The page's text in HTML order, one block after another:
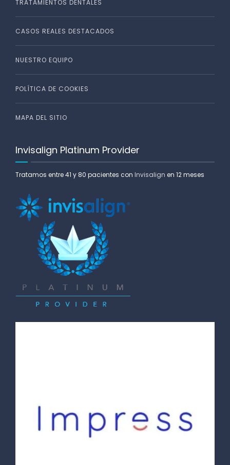
TRATAMIENTOS DENTALES
CASOS REALES DESTACADOS
NUESTRO EQUIPO
POLÍTICA DE COOKIES
MAPA DEL SITIO
Invisalign Platinum Provider
Tratamos entre 41 y 80 pacientes con Invisalign en 12 meses